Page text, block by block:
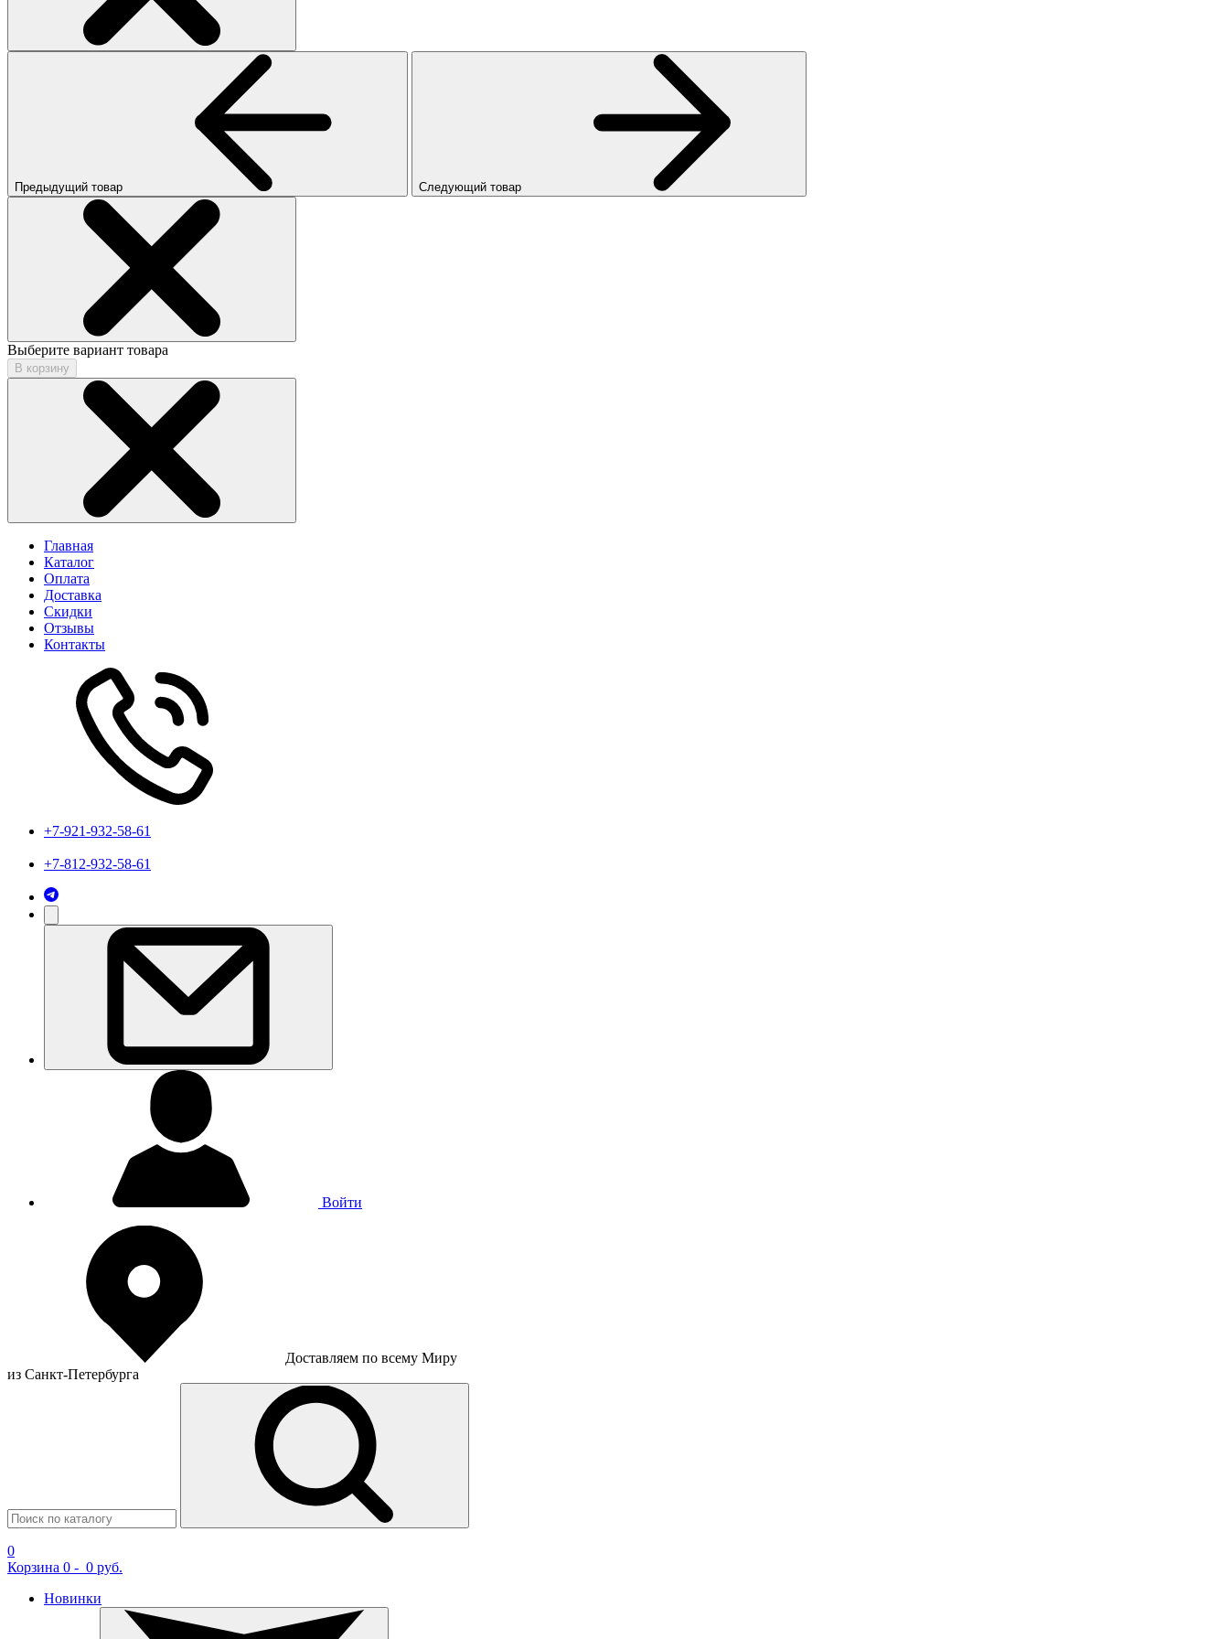
Предыдущий товар Следующий товар
Выберите вариант товара
В корзину
Главная
Каталог
Оплата
Доставка
Скидки
Отзывы
Контакты
+7-921-932-58-61
+7-812-932-58-61
Войти
Доставляем по всему Миру
из Санкт-Петербурга
0
Корзина 0 - 0 руб.
Новинки